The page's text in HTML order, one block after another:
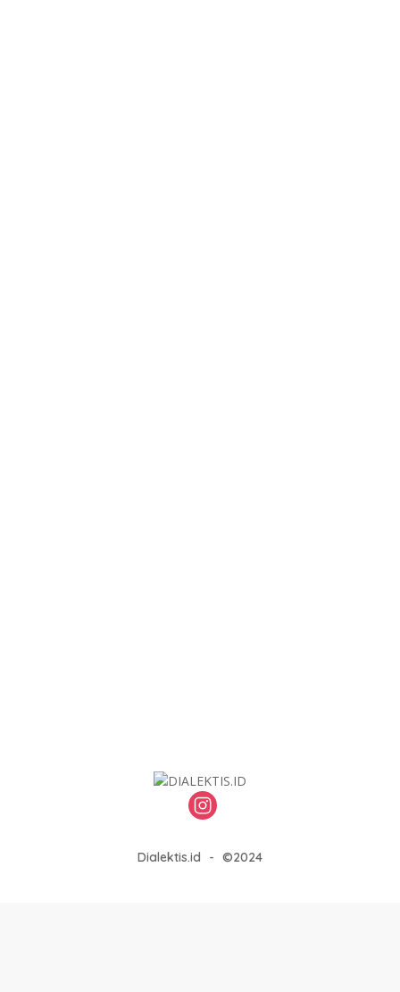
Dialektis.id - ©2024